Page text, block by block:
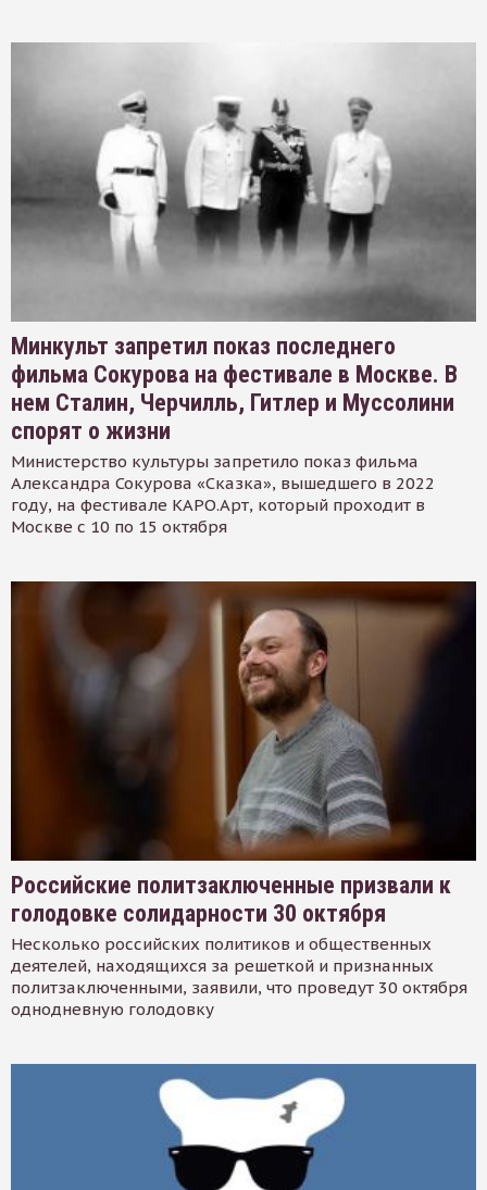
Минкульт запретил показ последнего
фильма Сокурова на фестивале в Москве. В
нем Сталин, Черчилль, Гитлер и Муссолини
спорят о жизни
Министерство культуры запретило показ фильма
Александра Сокурова «Сказка», вышедшего в 2022
году, на фестивале КАРО.Арт, который проходит в
Москве с 10 по 15 октября
Российские политзаключенные призвали к
голодовке солидарности 30 октября
Несколько российских политиков и общественных
деятелей, находящихся за решеткой и признанных
политзаключенными, заявили, что проведут 30 октября
однодневную голодовку